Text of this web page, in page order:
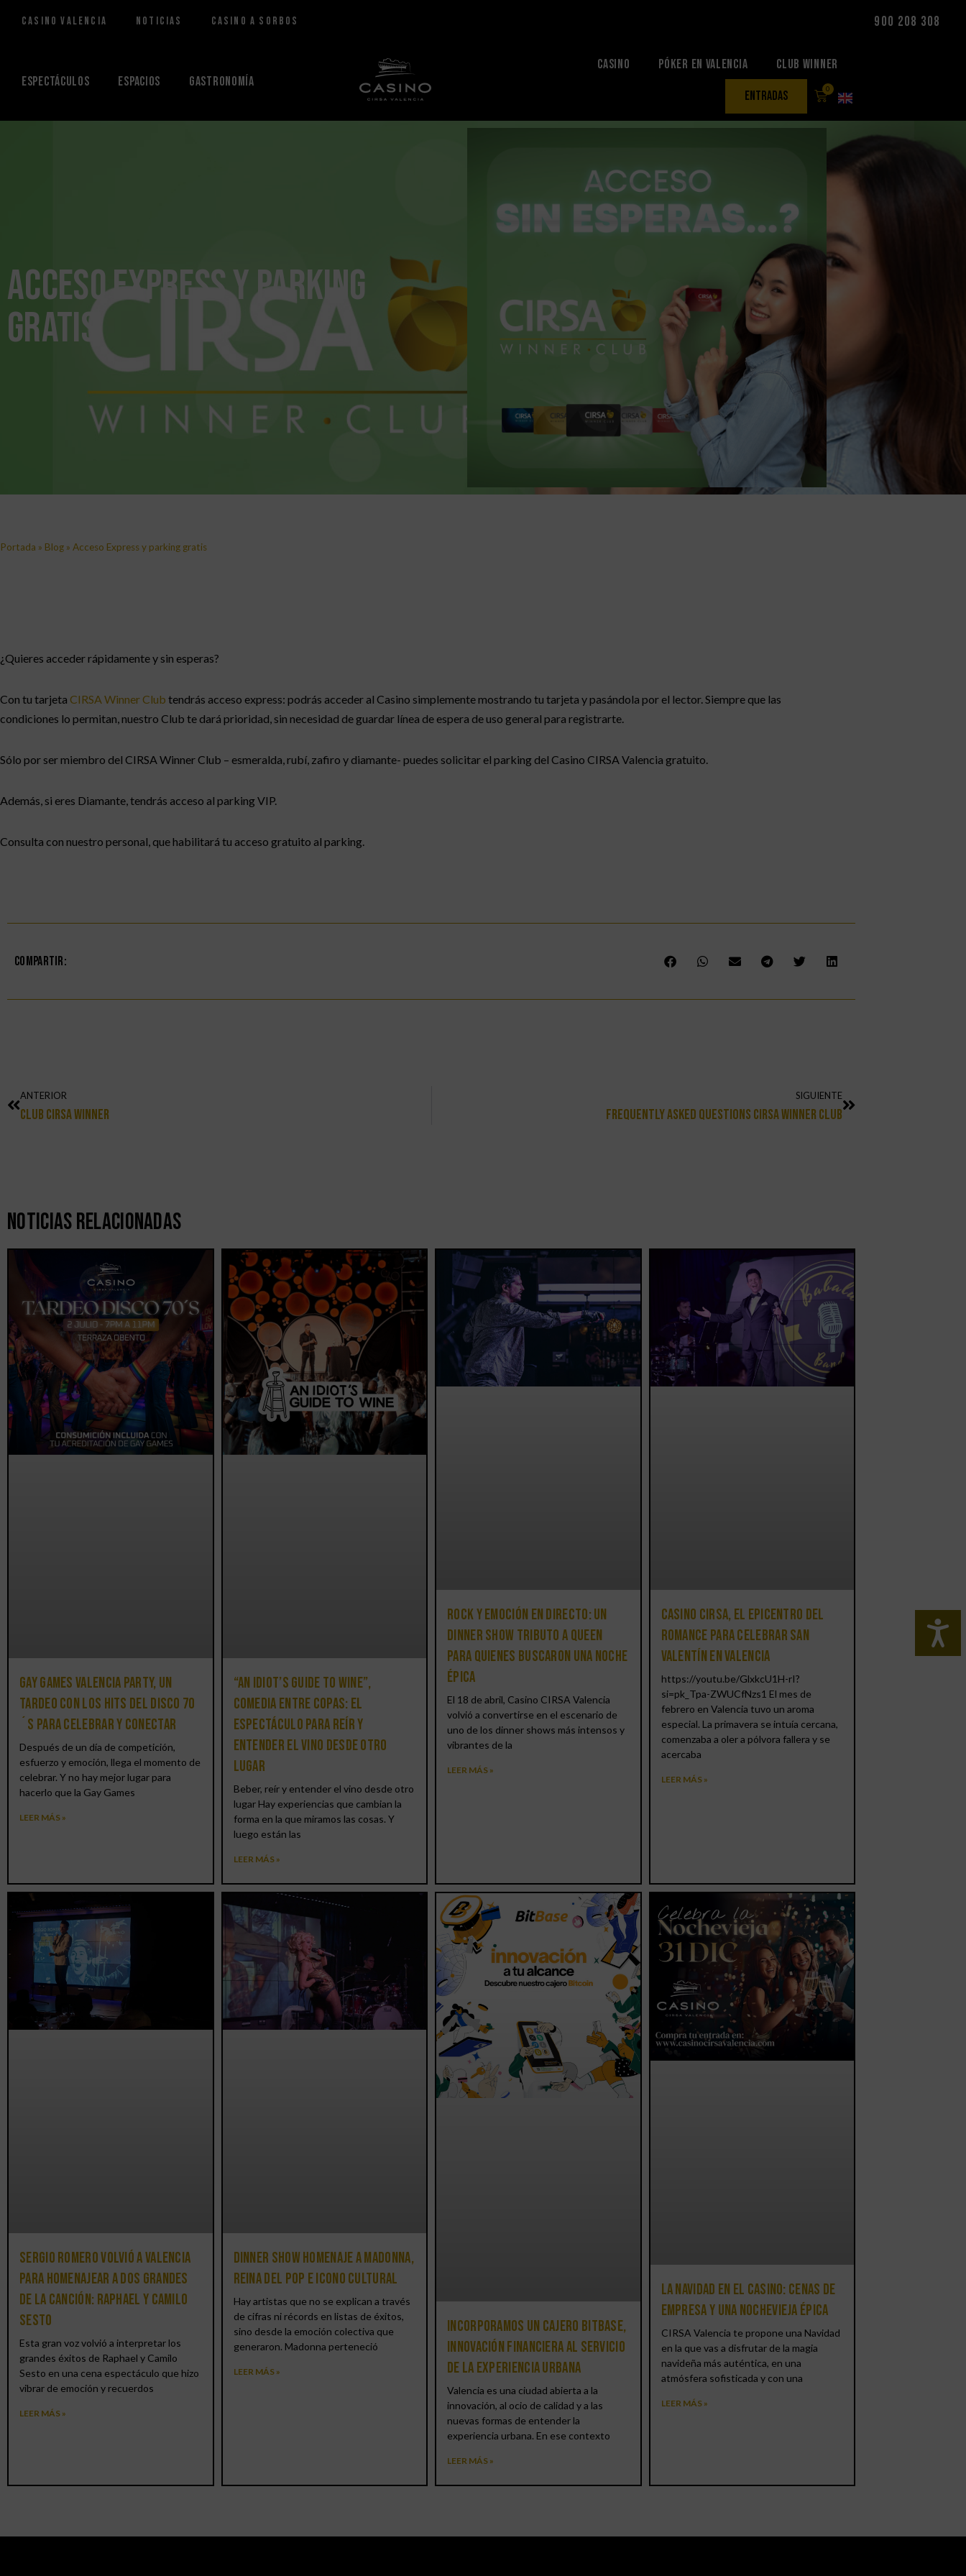
contenido
Casino Valencia Noticias Casino a Sorbos 900 208 308
Espectáculos Espacios Gastronomía
CASINO Póker en Valencia Club Winner
entradas 0
Acceso Express y parking
gratis
Portada » Blog » Acceso Express y parking gratis
¿Quieres acceder rápidamente y sin esperas?
Con tu tarjeta CIRSA Winner Club tendrás acceso express: podrás acceder al Casino simplemente mostrando tu tarjeta y pasándola por el lector. Siempre que las
condiciones lo permitan, nuestro Club te dará prioridad, sin necesidad de guardar línea de espera de uso general para registrarte.
Sólo por ser miembro del CIRSA Winner Club – esmeralda, rubí, zafiro y diamante- puedes solicitar el parking del Casino CIRSA Valencia gratuito.
Además, si eres Diamante, tendrás acceso al parking VIP.
Consulta con nuestro personal, que habilitará tu acceso gratuito al parking.
Compartir:
ANTERIOR
Club Cirsa Winner
SIGUIENTE
Frequently Asked Questions CIRSA Winner Club
Noticias Relacionadas
Gay Games Valencia Party, un
tardeo con los hits del DISCO 70
´S para celebrar y conectar
Después de un día de competición,
esfuerzo y emoción, llega el momento de
celebrar. Y no hay mejor lugar para
hacerlo que la Gay Games
LEER MÁS »
“An Idiot’s Guide to Wine”,
comedia entre copas: el
espectáculo para reír y
entender el vino desde otro
lugar
Beber, reír y entender el vino desde otro
lugar Hay experiencias que cambian la
forma en la que miramos las cosas. Y
luego están las
LEER MÁS »
Rock y emoción en directo: un
Dinner Show Tributo a Queen
para quienes buscaron una noche
épica
El 18 de abril, Casino CIRSA Valencia
volvió a convertirse en el escenario de
uno de los dinner shows más intensos y
vibrantes de la
LEER MÁS »
Casino CIRSA, el epicentro del
romance para celebrar San
Valentín en Valencia
https://youtu.be/GlxkcU1H-rI?
si=pk_Tpa-ZWUCfNzs1 El mes de
febrero en Valencia tuvo un aroma
especial. La primavera se intuía cercana,
comenzaba a oler a pólvora fallera y se
acercaba
LEER MÁS »
Sergio Romero volvió a Valencia
para homenajear a dos grandes
de la canción: Raphael y Camilo
Sesto
Esta gran voz volvió a interpretar los
grandes éxitos de Raphael y Camilo
Sesto en una cena espectáculo que hizo
vibrar de emoción y recuerdos
LEER MÁS »
Dinner Show homenaje a Madonna,
reina del pop e icono cultural
Hay artistas que no se explican a través
de cifras ni récords en listas de éxitos,
sino desde la emoción colectiva que
generaron. Madonna perteneció
LEER MÁS »
Incorporamos un cajero BitBase,
innovación financiera al servicio
de la experiencia urbana
Valencia es una ciudad abierta a la
innovación, al ocio de calidad y a las
nuevas formas de entender la
experiencia urbana. En ese contexto
LEER MÁS »
La Navidad en el Casino: cenas de
empresa y una Nochevieja épica
CIRSA Valencia te propone una Navidad
en la que vas a disfrutar de la magia
navideña más auténtica, en una
atmósfera sofisticada y con una
LEER MÁS »